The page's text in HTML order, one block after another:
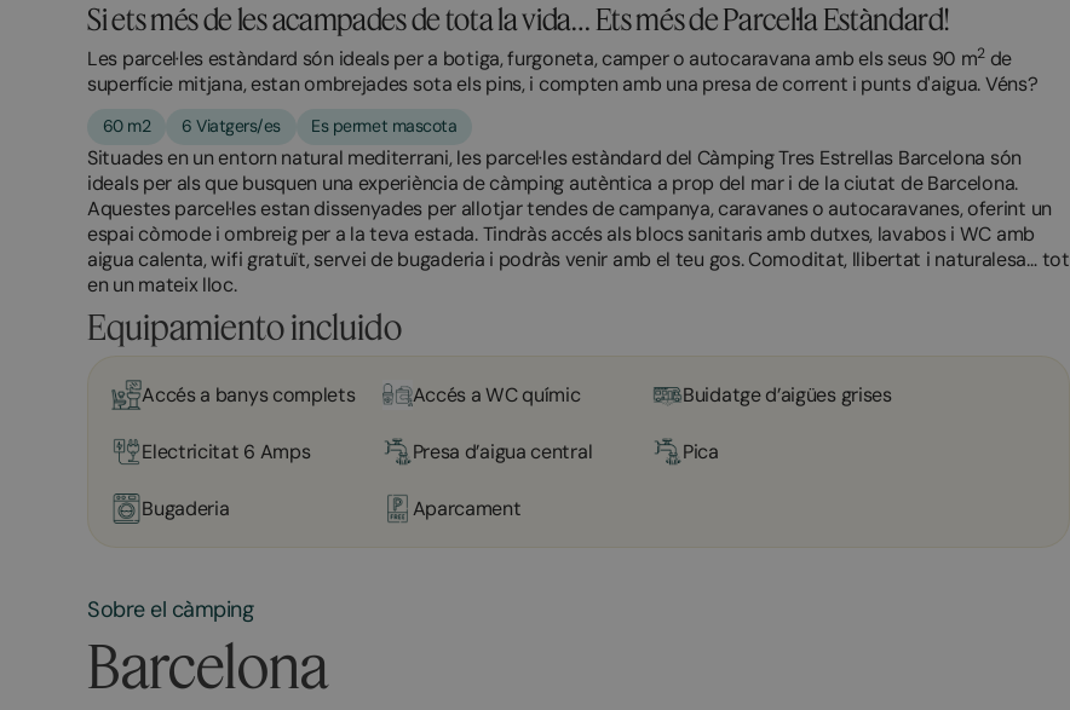
Si ets més de les acampades de tota la vida… Ets més de Parcel·la Estàndard!
Les parcel·les estàndard són ideals per a botiga, furgoneta, camper o autocaravana amb els seus 90 m2 de
superfície mitjana, estan ombrejades sota els pins, i compten amb una presa de corrent i punts d'aigua. Véns?
60 m2 6 Viatgers/es Es permet mascota
Situades en un entorn natural mediterrani, les parcel·les estàndard del Càmping Tres Estrellas Barcelona són
ideals per als que busquen una experiència de càmping autèntica a prop del mar i de la ciutat de Barcelona.
Aquestes parcel·les estan dissenyades per allotjar tendes de campanya, caravanes o autocaravanes, oferint un
espai còmode i ombreig per a la teva estada. Tindràs accés als blocs sanitaris amb dutxes, lavabos i WC amb
aigua calenta, wifi gratuït, servei de bugaderia i podràs venir amb el teu gos. Comoditat, llibertat i naturalesa… tot
en un mateix lloc.
Equipamiento incluido
Accés a banys complets Accés a WC químic Buidatge d’aigües grises
Electricitat 6 Amps Presa d’aigua central Pica
Bugaderia Aparcament
Sobre el càmping
Barcelona